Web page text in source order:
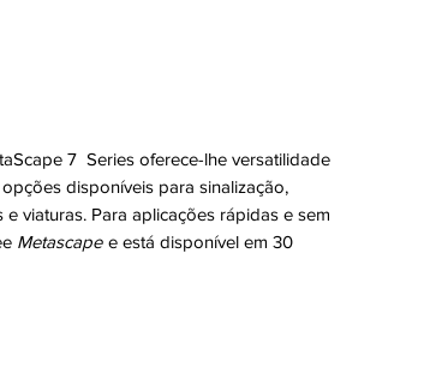
7 Series oferece-lhe versatilidade
disponíveis para sinalização,
viaturas. Para aplicações rápidas e sem
Metascape e está disponível em 30